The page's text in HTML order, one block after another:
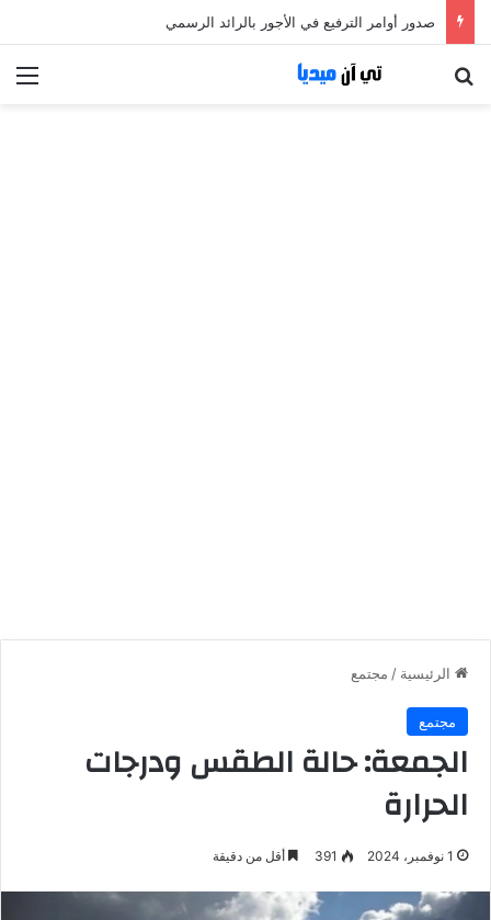
صدور أوامر الترفيع في الأجور بالرائد الرسمي
الرئيسية / مجتمع
مجتمع
الجمعة: حالة الطقس ودرجات
الحرارة
1 نوفمبر، 2024 391 أقل من دقيقة